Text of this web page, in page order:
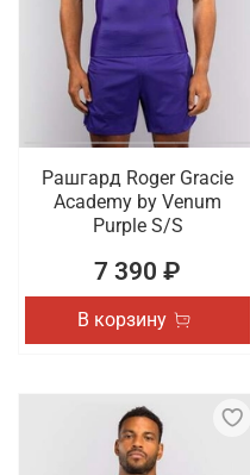
Рашгард Roger Gracie
Academy by Venum
Purple S/S
7 390 ₽
В корзину